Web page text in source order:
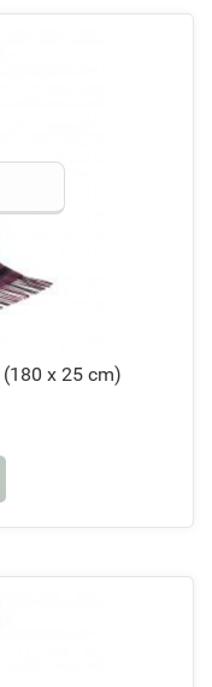
(180 x 25 cm)